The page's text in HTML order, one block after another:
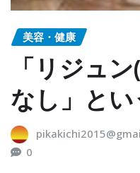
美容・健康
「リジュ
なし」と
0